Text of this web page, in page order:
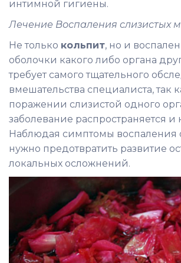
интимной гигиены.
Лечение Воспаления слизистых
Не только кольпит, но и
оболочки какого либо органа
требует самого тщательного
вмешательства специалиста, так
поражении слизистой одного
заболевание распространяется и
Наблюдая симптомы воспаления
нужно предотвратить развитие
локальных осложнений.